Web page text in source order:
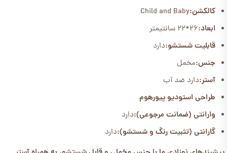
کالکشن:Child and Baby
ابعاد:26*22 سانتیمتر
قابلیت شستشو:دارد
جنس:مخمل
آستر:دارد ضد آب
طراحی استودیو پیورهوم
وارانتی (ضمانت مرجوعی):دارد
گارانتی (تثبیت رنگ و شستشو):دارد